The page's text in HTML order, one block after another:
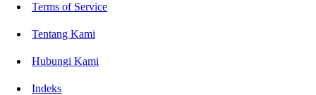
Terms of Service
Tentang Kami
Hubungi Kami
Indeks